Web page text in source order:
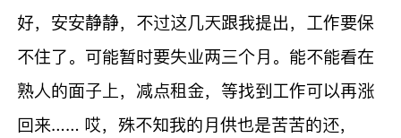
好，安安静静，不过这几天跟我提出，工作要保
不住了。可能暂时要失业两三个月。能不能看在
熟人的面子上，减点租金，等找到工作可以再涨
回来…… 哎，殊不知我的月供也是苦苦的还，